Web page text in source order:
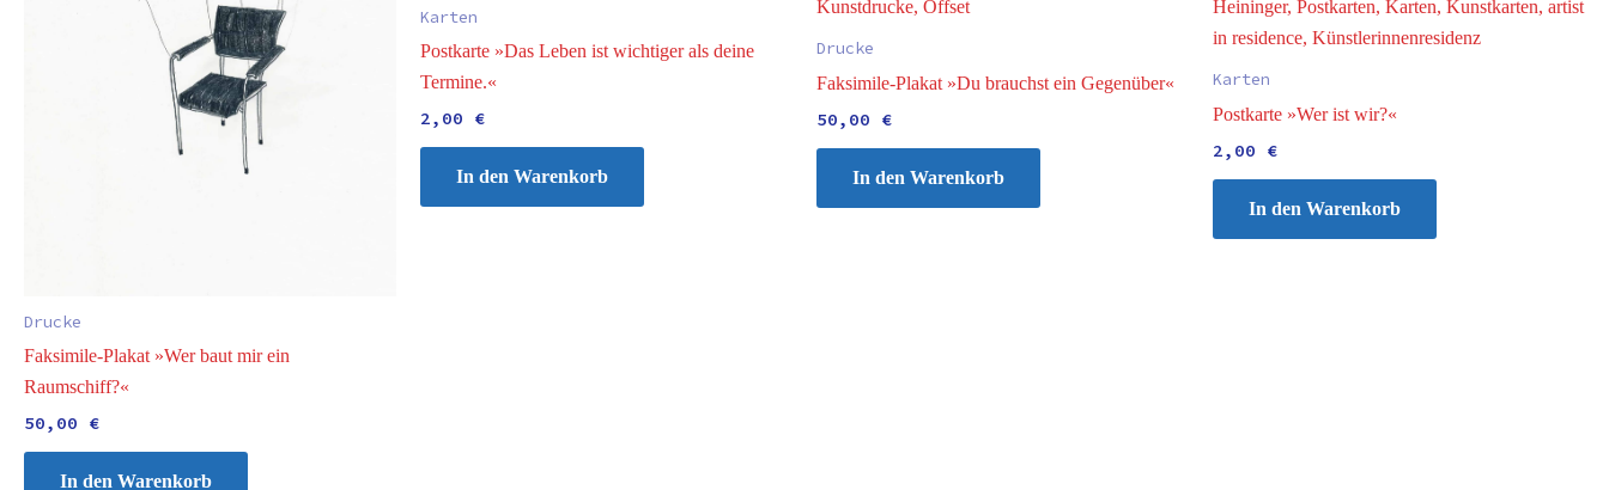
Drucke
Faksimile-Plakat »Wer baut mir ein
Raumschiff?«
50,00 €
In den Warenkorb
Karten
Postkarte »Das Leben ist wichtiger als deine
Termine.«
2,00 €
In den Warenkorb
Drucke
Faksimile-Plakat »Du brauchst ein Gegenüber«
50,00 €
In den Warenkorb
Karten
Postkarte »Wer ist wir?«
2,00 €
In den Warenkorb